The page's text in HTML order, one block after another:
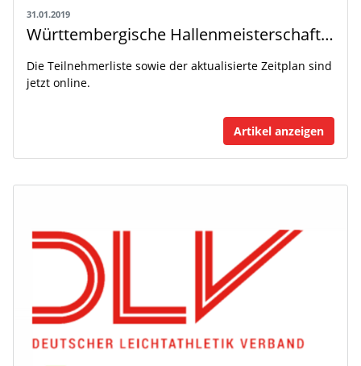
31.01.2019
Württembergische Hallenmeisterschaften der Jugend U16 Teil 1 am 09. Februar in Ulm
Die Teilnehmerliste sowie der aktualisierte Zeitplan sind
jetzt online.
Artikel anzeigen